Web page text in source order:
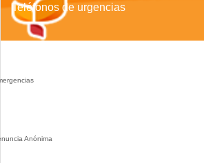
Teléfonos de urgencias
Anónima